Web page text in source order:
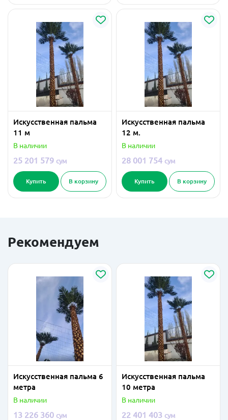
Искусственная пальма
11 м
В наличии
25 201 579 сум
Купить В корзину
Искусственная пальма
12 м.
В наличии
28 001 754 сум
Купить В корзину
Рекомендуем
Искусственная пальма 6
метра
В наличии
13 226 360 сум
Искусственная пальма
10 метра
В наличии
22 401 403 сум